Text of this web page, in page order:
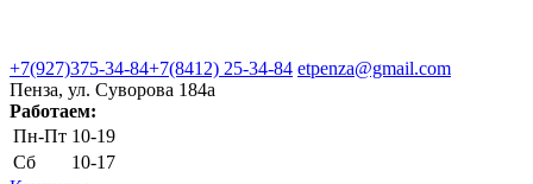
+7(927)375-34-84+7(8412) 25-34-84 etpenza@gmail.com
Пенза, ул. Cуворова 184а
Работаем:
Пн-Пт 10-19
Сб
10-17